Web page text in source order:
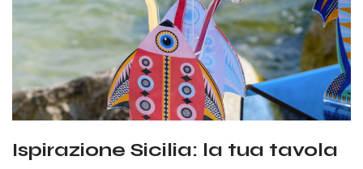
Ispirazione Sicilia: la tua tavola